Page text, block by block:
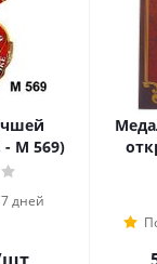
- М 569)
дней